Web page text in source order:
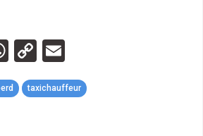
WhatsApp
Copy
Link
taxichauffeur